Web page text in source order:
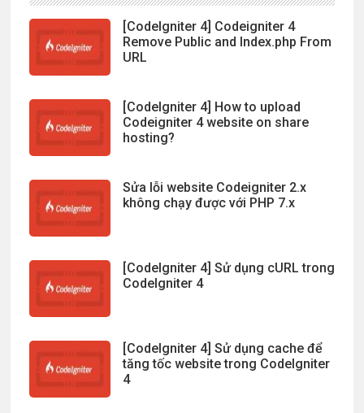
[CodeIgniter 4] Codeigniter 4
Remove Public and Index.php From
URL
[CodeIgniter 4] How to upload
Codeigniter 4 website on share
hosting?
Sửa lỗi website Codeigniter 2.x
không chạy được với PHP 7.x
[CodeIgniter 4] Sử dụng cURL trong
CodeIgniter 4
[CodeIgniter 4] Sử dụng cache để
tăng tốc website trong CodeIgniter
4